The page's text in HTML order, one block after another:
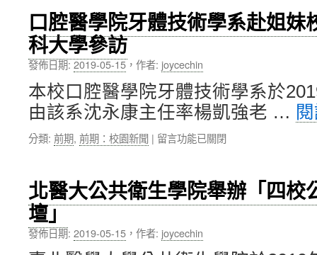
工
程
學
2
外
籍
教
師
入〉
中
醫
感
測
件〉
中
大
代
表
序
恬
副
資
訊
長
一
高
票，
選
為
口腔醫學院牙體技術學系赴姐妹
科大學參訪
發佈日期:2019-05-15， 作者: joycechin
本校口腔醫學院牙體技術學系於
由該系沈永康主任率楊凱強老 …
分類: 前期, 前期：校園新聞 | 在
醫
學
院
體
技
留言功能已關閉
北醫大公共衛生學院舉辦「四校
壇」
發佈日期: 2019-05-15 ， 作者: joycechin